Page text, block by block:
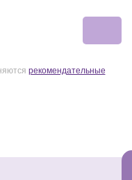
рекомендательные